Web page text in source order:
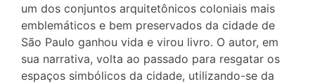
um dos conjuntos arquitetônicos coloniais mais
emblemáticos e bem preservados da cidade de
São Paulo ganhou vida e virou livro. O autor, em
sua narrativa, volta ao passado para resgatar os
espaços simbólicos da cidade, utilizando-se da